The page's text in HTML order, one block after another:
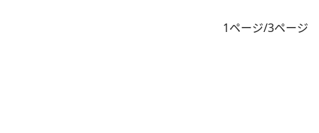
1ページ/3ページ